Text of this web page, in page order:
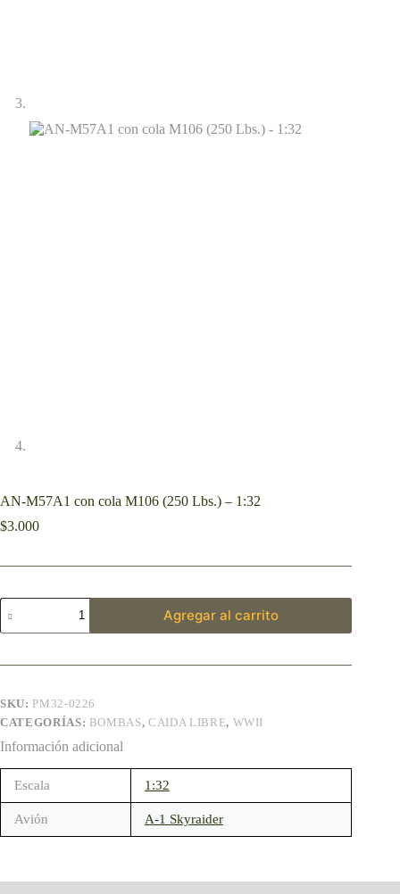
AN-M57A1 con cola M106 (250 Lbs.) – 1:32
$3.000
Agregar al carrito
SKU: PM32-0226
CATEGORÍAS: BOMBAS,CAIDA LIBRE, WWII
Información adicional
Escala 1:32
Avión A-1 Skyraider